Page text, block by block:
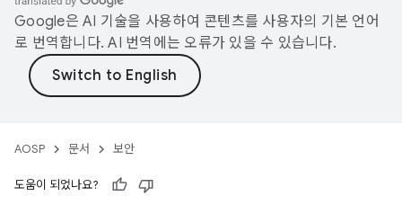
Google은 AI 기술을 사용하여 콘텐츠를 사용자의 기본 언어
로 번역합니다. AI 번역에는 오류가 있을 수 있습니다.
AOSP 문서 보안
도움이 되었나요?